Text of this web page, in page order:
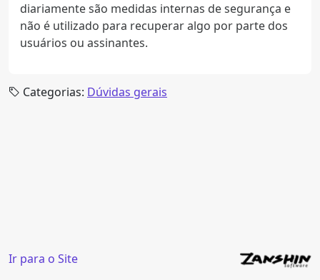
diariamente são medidas internas de segurança e
não é utilizado para recuperar algo por parte dos
usuários ou assinantes.
Categorias: Dúvidas gerais
Ir para o Site